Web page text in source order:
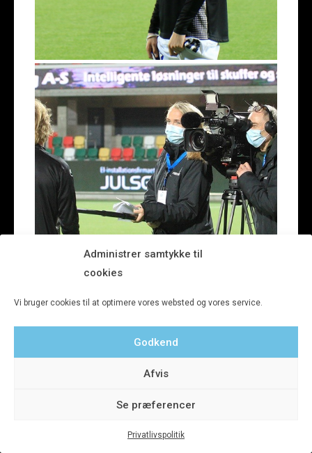
Administrer samtykke til
cookies
Vi bruger cookies til at optimere vores websted og vores service.
Godkend
Afvis
Se præferencer
Privatlivspolitik